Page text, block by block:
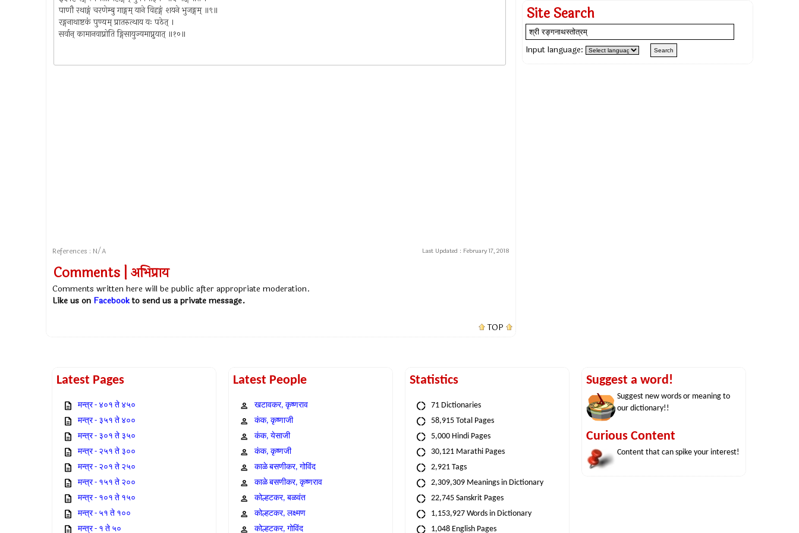
पाणौ रथाङ्गं चरणेम्बु गाङ्गम् याने विहङ्गं शयने भुजङ्गम् ॥९॥
रङ्गनाथाष्टकं पुण्यम् प्रातरुत्थाय यः पठेत् ।
सर्वान् कामानवाप्नोति ङ्गिसायुज्यमाप्नुयात् ॥१०॥
References : N/A Last Updated : February 17, 2018
Comments | अभिप्राय
Comments written here will be public after appropriate moderation.
Like us on Facebookto send us a private message.
TOP
Site Search
Input language:
Latest Pages
मन्त्र - ४०१ ते ४५०
मन्त्र - ३५१ ते ४००
मन्त्र - ३०१ ते ३५०
मन्त्र - २५१ ते ३००
मन्त्र - २०१ ते २५०
मन्त्र - १५१ ते २००
मन्त्र - १०१ ते १५०
मन्त्र - ५१ ते १००
मन्त्र - १ ते ५०
Latest People
खटावकर, कृष्णराव
कंक, कृष्णाजी
कंक, येसाजी
कंक, कृष्णजी
काळे बसणीकर, गोविंद
काळे बसणीकर, कृष्णराव
कोल्हटकर, बळवंत
कोल्हटकर, लक्ष्मण
कोल्हटकर, गोविंद
Statistics
71 Dictionaries
58,915 Total Pages
5,000 Hindi Pages
30,121 Marathi Pages
2,921 Tags
2,309,309 Meanings in Dictionary
22,745 Sanskrit Pages
1,153,927 Words in Dictionary
1,048 English Pages
Suggest a word!
Suggest new words or meaning to
our dictionary!!
Curious Content
Content that can spike your interest!